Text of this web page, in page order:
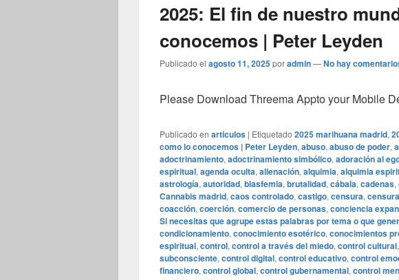
2025: El fin de nuestro
conocemos | Peter Leyden
Publicado el agosto 11, 2025poradmin—No hay
Please Download Threema Appto your Mobile
Publicado en articulos | Etiquetado 2025 marihuana madrid,
como lo conocemos | Peter Leyden, abuso, abuso de poder,
adoctrinamiento, adoctrinamiento simbólico, adoración al
espiritual, agenda oculta, alienación, alquimia, alquimia
astrología, autoridad, blasfemia, brutalidad, cábala, cadenas,
Cannabis madrid, caos controlado, castigo, censura,
coacción, coerción, comercio de personas, conciencia
Si necesitas que agrupe estas palabras por tema o que
condicionamiento, conocimiento esotérico, conocimientos
espiritual, control, control a través del miedo, control cultural,
subconsciente, control digital, control educativo, control
financiero, control global, control gubernamental, control